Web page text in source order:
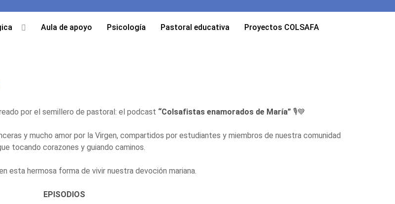
Aula de apoyo Psicología Pastoral educativa Proyectos COLSAFA
por el semillero de pastoral: el podcast “Colsafistas enamorados de María” 🎙️💙
y mucho amor por la Virgen, compartidos por estudiantes y miembros de nuestra comunidad
tocando corazones y guiando caminos.
esta hermosa forma de vivir nuestra devoción mariana.
EPISODIOS